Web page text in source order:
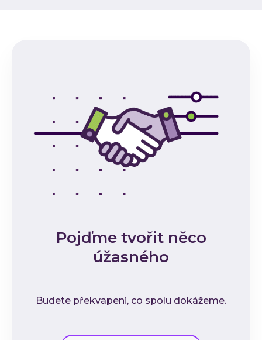
Pojďme tvořit něco
úžasného
Budete překvapeni, co spolu dokážeme.